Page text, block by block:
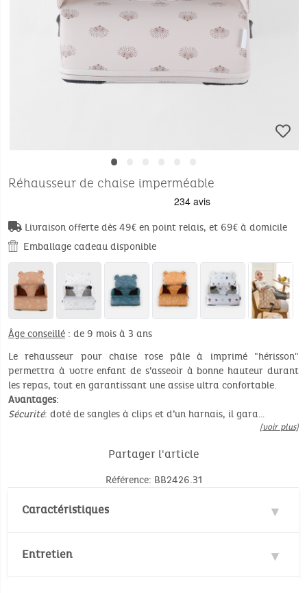
•
Réhausseur de chaise imperméable
Livraison offerte dès 49€ en point relais, et 69€ à domicile
Emballage cadeau disponible
Âge conseillé : de 9 mois à 3 ans
Le rehausseur pour chaise rose pâle à imprimé "hérisson"
permettra à votre enfant de s’asseoir à bonne hauteur durant
les repas, tout en garantissant une assise ultra confortable.
Avantages:
Sécurité: doté de sangles à clips et d’un harnais, il gara…
[voir plus]
Partager l'article
Référence: BB2426.31
Caractéristiques
Age recommandé : 9 mois à 3 ans (max 13 kilos)
Entretien